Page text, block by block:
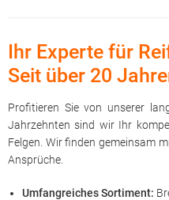
Ihr Experte für
Seit über 20
Profitieren Sie von unserer
Jahrzehnten sind wir Ihr
Felgen. Wir finden gemeinsam
Ansprüche.
Umfangreiches Sortiment: